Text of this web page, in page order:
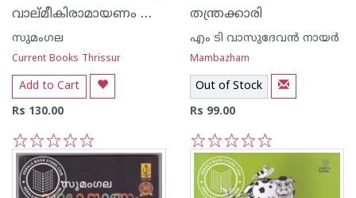
വാല്‌മീകിരാമായണം കുട്ടികള്‍ക്ക്
സുമംഗല
Current Books Thrissur
Add to Cart
Rs 130.00
5
4
3
2
1
തന്ത്രക്കാരി
എം ടി വാസുദേവന്‍ നായര്‍
Mambazham
Out of Stock
Rs 99.00
5
4
3
2
1